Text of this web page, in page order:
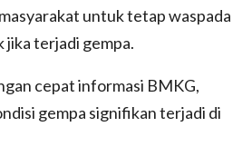
untuk tetap waspada
jika terjadi gempa.
cepat informasi BMKG,
gempa signifikan terjadi di